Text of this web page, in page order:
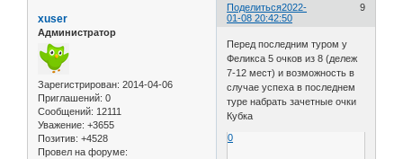
Поделиться 9
2022-
01-08 20:42:50
xuser
Администратор
Зарегистрирован: 2014-04-06
Приглашений: 0
Сообщений: 12111
Уважение: +3655
Позитив: +4528
Провел на форуме:
Перед последним туром у
Феликса 5 очков из 8 (дележ
7-12 мест) и возможность в
случае успеха в последнем
туре набрать зачетные очки
Кубка
0